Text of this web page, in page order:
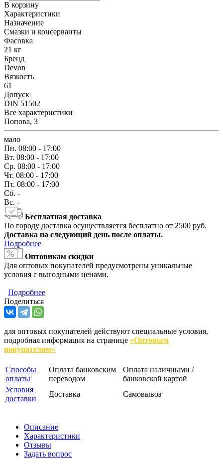
В корзину
Характеристики
Назначение
Смазки и консерванты
Фасовка
21 кг
Бренд
Devon
Вязкость
61
Допуск
DIN 51502
Все характеристики
Попова, 3
мало
Пн. 08:00 - 17:00
Вт. 08:00 - 17:00
Ср. 08:00 - 17:00
Чт. 08:00 - 17:00
Пт. 08:00 - 17:00
Сб. -
Вс. -
Бесплатная доставка
По городу доставка осуществляется бесплатно от 2500 руб.
Доставка на следующий день после оплаты.
Подробнее
Оптовикам скидки
Для оптовых покупателей предусмотрены уникальные
условия с выгодными ценами.
Подробнее
Поделиться
для оптовых покупателей действуют специальные условия,
подробная информация на странице «Оптовым
покупателям»
Способы
оплаты
Оплата банковским
переводом
Оплата наличными /
банковской картой
Условия
доставки
Доставка Самовывоз
Описание
Характеристики
Отзывы
Задать вопрос